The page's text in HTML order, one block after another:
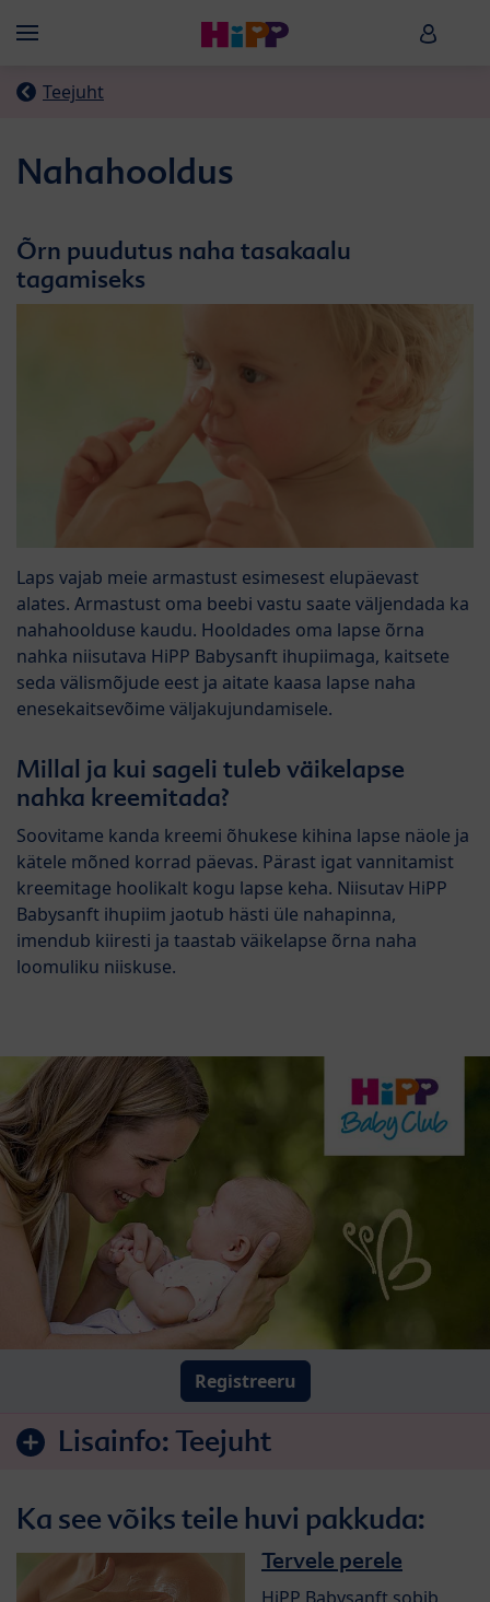
Menü HiPP
Teejuht
Nahahooldus
Õrn puudutus naha tasakaalu
tagamiseks
Laps vajab meie armastust esimesest elupäevast
alates. Armastust oma beebi vastu saate väljendada ka
nahahoolduse kaudu. Hooldades oma lapse õrna
nahka niisutava HiPP Babysanft ihupiimaga, kaitsete
seda välismõjude eest ja aitate kaasa lapse naha
enesekaitsevõime väljakujundamisele.
Millal ja kui sageli tuleb väikelapse
nahka kreemitada?
Soovitame kanda kreemi õhukese kihina lapse näole ja
kätele mõned korrad päevas. Pärast igat vannitamist
kreemitage hoolikalt kogu lapse keha. Niisutav HiPP
Babysanft ihupiim jaotub hästi üle nahapinna,
imendub kiiresti ja taastab väikelapse õrna naha
loomuliku niiskuse.
Registreeru
Lisainfo:Teejuht
Ka see võiks teile huvi pakkuda:
Tervele perele